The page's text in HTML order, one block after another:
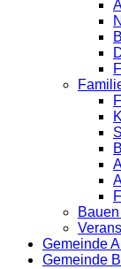
Gemeinde
Gemeinde